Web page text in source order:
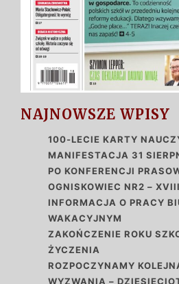
NAJNOWSZE WPISY
100-LECIE KARTY
MANIFESTACJA 31
PO KONFERENCJI
OGNISKOWIEC NR2 –
INFORMACJA O PRACY
WAKACYJNYM
ZAKOŃCZENIE ROKU
ŻYCZENIA
ROZPOCZYNAMY
WYZWANIA –